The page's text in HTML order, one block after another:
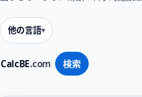
CalcBE.com 検索
他の言語